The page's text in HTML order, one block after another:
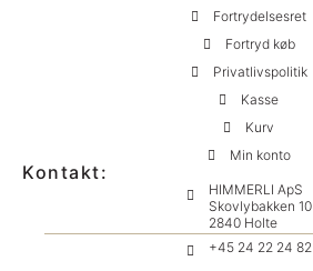
Fortrydelsesret
Fortryd køb
Privatlivspolitik
Kasse
Kurv
Min konto
Kontakt:
HIMMERLI ApS
Skovlybakken 10
2840 Holte
+45 24 22 24 82